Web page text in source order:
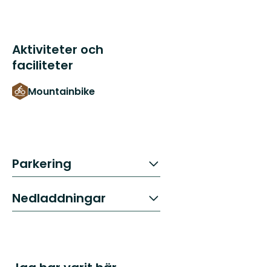
Aktiviteter och
faciliteter
Mountainbike
Parkering
Nedladdningar